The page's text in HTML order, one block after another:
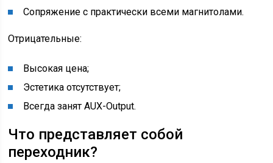
Сопряжение с практически всеми магнитолами.
Отрицательные:
Высокая цена;
Эстетика отсутствует;
Всегда занят AUX-Output.
Что представляет собой
переходник?